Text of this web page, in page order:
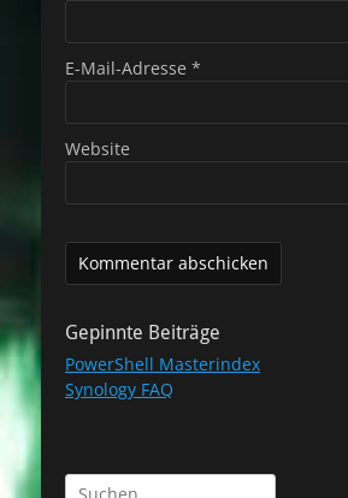
E-Mail-Adresse *
Website
Gepinnte Beiträge
PowerShell Masterindex
Synology FAQ
Suchen